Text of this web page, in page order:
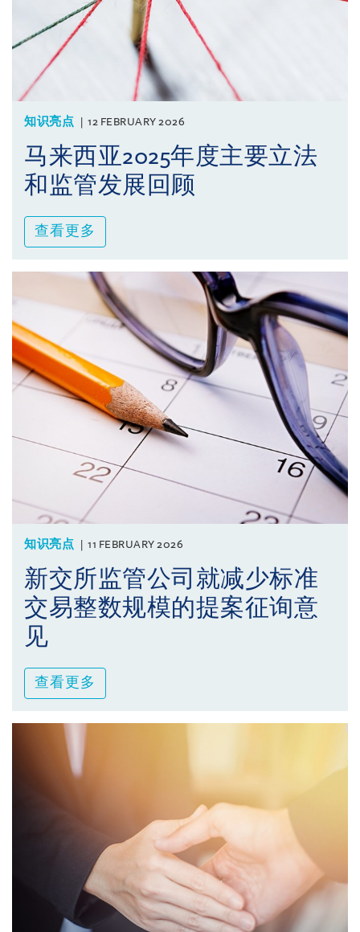
知识亮点 12 FEBRUARY 2026
马来西亚2025年度主要立法
和监管发展回顾
查看更多
知识亮点 11 FEBRUARY 2026
新交所监管公司就减少标准
交易整数规模的提案征询意
见
查看更多